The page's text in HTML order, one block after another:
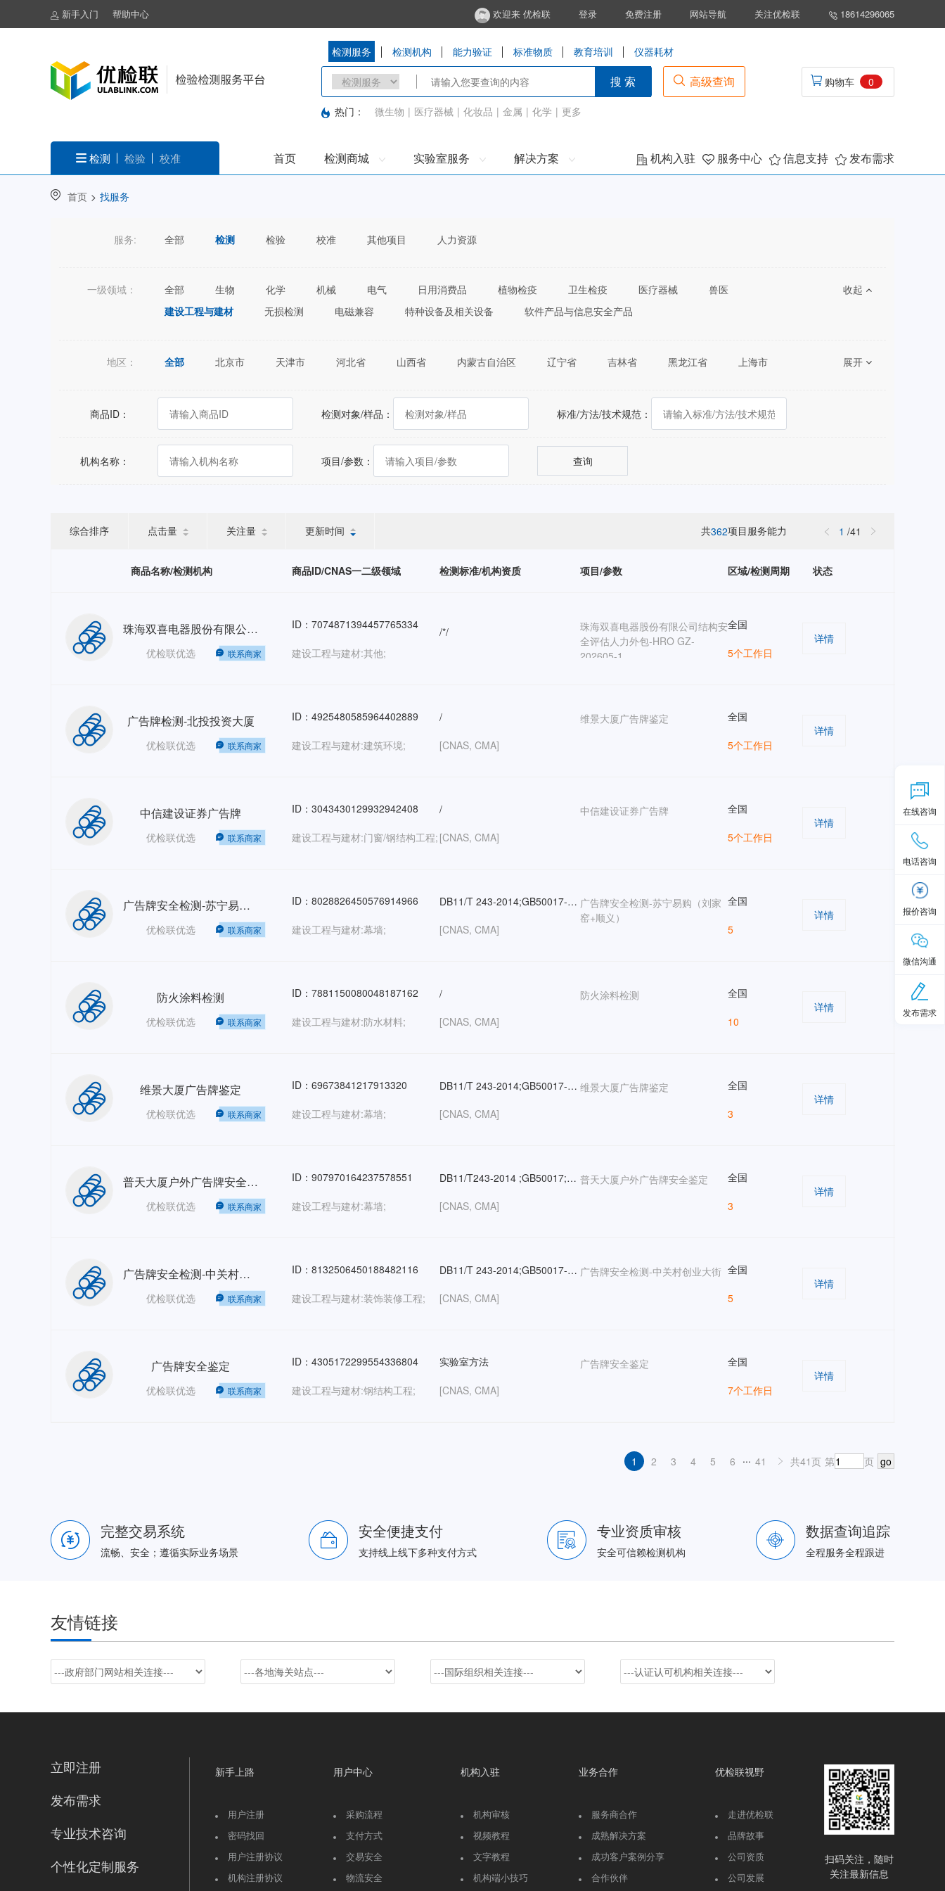
新手入门 帮助中心 欢迎来 优检联 登录 免费注册 网站导航 关注优检联 18614296065
检测服务 检测机构 能力验证 标准物质 教育培训 仪器耗材
搜 索 高级查询
热门： 微生物 | 医疗器械 | 化妆品 | 金属 | 化学 | 更多
购物车 0
检测 检验 校准 首页 检测商城 实验室服务 解决方案 机构入驻 服务中心 信息支持 发布需求
首页 > 找服务
服务: 全部 检测 检验 校准 其他项目 人力资源
一级领域： 全部 生物 化学 机械 电气 日用消费品 植物检疫 卫生检疫 医疗器械
兽医
建设工程与建材
无损检测 电磁兼容 特种设备及相关设备 软件产品与信息安全产品
收起
地区： 全部 北京市 天津市 河北省 山西省 内蒙古自治区 辽宁省 吉林省 黑龙江省
上海市
宁夏回族自治区
新疆维吾尔自治区 台湾省 香港特别行政区
展开
商品ID： 检测对象/样品： 标准/方法/技术规范：
机构名称： 项目/参数： 查询
综合排序 点击量 关注量 更新时间 共362项目服务能力 1 /41
商品名称/检测机构 商品ID/CNAS一二级领域 检测标准/机构资质 项目/参数 区域/检测周期 状态
珠海双喜电器股份有限公司结构安全评估人力外包-HRO GZ-202605-1
优检联优选 联系商家
ID：7074871394457765334
建设工程与建材:其他;
/*/
珠海双喜电器股份有限公司结构安
全评估人力外包-HRO GZ-
202605-1
全国
5个工作日
详情
广告牌检测-北投投资大厦
优检联优选 联系商家
ID：4925480585964402889
建设工程与建材:建筑环境;
/
[CNAS, CMA]
维景大厦广告牌鉴定 全国
5个工作日
详情
中信建设证券广告牌
优检联优选 联系商家
ID：3043430129932942408
建设工程与建材:门窗/钢结构工程;
/
[CNAS, CMA]
中信建设证券广告牌 全国
5个工作日
详情
广告牌安全检测-苏宁易购（刘家窑+顺义）
优检联优选 联系商家
ID：8028826450576914966
建设工程与建材:幕墙;
DB11/T 243-2014;GB50017-2017
[CNAS, CMA]
广告牌安全检测-苏宁易购（刘家
窑+顺义）
全国
5
详情
防火涂料检测
优检联优选 联系商家
ID：7881150080048187162
建设工程与建材:防水材料;
/
[CNAS, CMA]
防火涂料检测 全国
10
详情
维景大厦广告牌鉴定
优检联优选 联系商家
ID：69673841217913320
建设工程与建材:幕墙;
DB11/T 243-2014;GB50017-2017
[CNAS, CMA]
维景大厦广告牌鉴定 全国
3
详情
普天大厦户外广告牌安全鉴定
优检联优选 联系商家
ID：907970164237578551
建设工程与建材:幕墙;
DB11/T243-2014 ;GB50017;GB50205-2020;GBT50621-2010;GB50009-2012
[CNAS, CMA]
普天大厦户外广告牌安全鉴定 全国
3
详情
广告牌安全检测-中关村创业大街
优检联优选 联系商家
ID：8132506450188482116
建设工程与建材:装饰装修工程;
DB11/T 243-2014;GB50017-2017
[CNAS, CMA]
广告牌安全检测-中关村创业大街 全国
5
详情
广告牌安全鉴定
优检联优选 联系商家
ID：4305172299554336804
建设工程与建材:钢结构工程;
实验室方法
[CNAS, CMA]
广告牌安全鉴定 全国
7个工作日
详情
1 2 3 4 5 6 ... 41 共41页 第 页 go
完整交易系统
流畅、安全；遵循实际业务场景
安全便捷支付
支持线上线下多种支付方式
专业资质审核
安全可信赖检测机构
数据查询追踪
全程服务全程跟进
友情链接
立即注册
发布需求
专业技术咨询
个性化定制服务
新手上路
用户注册
密码找回
用户注册协议
机构注册协议
用户中心
采购流程
支付方式
交易安全
物流安全
机构入驻
机构审核
视频教程
文字教程
机构端小技巧
业务合作
服务商合作
成熟解决方案
成功客户案例分享
合作伙伴
优检联视野
走进优检联
品牌故事
公司资质
公司发展
扫码关注，随时
关注最新信息
在线咨询
电话咨询
报价咨询
微信沟通
发布需求